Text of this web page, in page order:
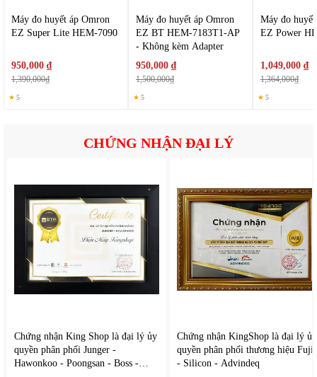
BT HEM-7194T1. Công nghệ này giúp tự động điều chỉnh áp suất
vòng bít trong quá trình đo, mang lại kết quả chính xác và dễ chịu
2. Kết nối Bluetooth thông minh
áp, dễ dàng chia sẻ dữ liệu với bác sĩ. Tính năng này giúp người
Máy đo huyết áp Omron
EZ Super Lite HEM-7090
950,000 ₫
1,390,000₫
★ 5
Máy đo huyết áp Omron
EZ BT HEM-7183T1-AP
- Không kèm Adapter
950,000 ₫
1,500,000₫
★ 5
Máy đo
EZ Power
1,049,000 ₫
1,364,000₫
★ 5
CHỨNG NHẬN ĐẠI LÝ
Chứng nhận King Shop là đại lý ủy
quyền phân phối Junger -
Hawonkoo - Poongsan - Boss -
Chứng nhận KingShop là đại lý ủy
quyền phân phối thương hiệu Fujie
- Silicon - Advindeq